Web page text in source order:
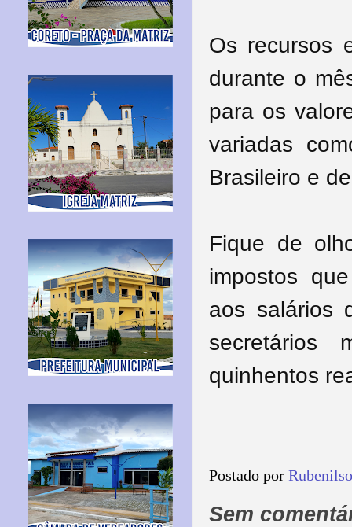
Os recursos
durante o
para os
variadas
Brasileiro e
Fique de
impostos
aos salários
secretários
quinhentos
Postado por
Sem